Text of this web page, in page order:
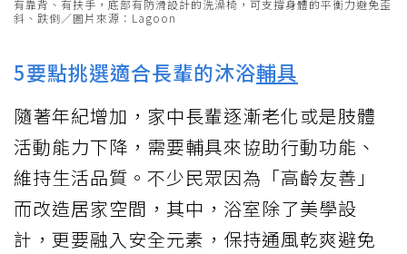
有靠背、有扶手，底部有防滑設計的洗澡椅，可支撐身體的平衡力避免歪
斜、跌倒／圖片來源：Lagoon
5要點挑選適合長輩的沐浴輔具
隨著年紀增加，家中長輩逐漸老化或是肢體
活動能力下降，需要輔具來協助行動功能、
維持生活品質。不少民眾因為「高齡友善」
而改造居家空間，其中，浴室除了美學設
計，更要融入安全元素，保持通風乾爽避免